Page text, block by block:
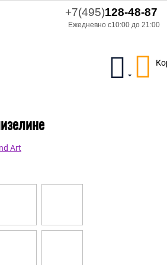
+7(495)128-48-87
Ежедневно с10:00 до 21:00
Art